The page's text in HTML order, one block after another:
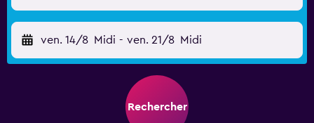
ven. 14/8 Midi - ven. 21/8 Midi
Rechercher